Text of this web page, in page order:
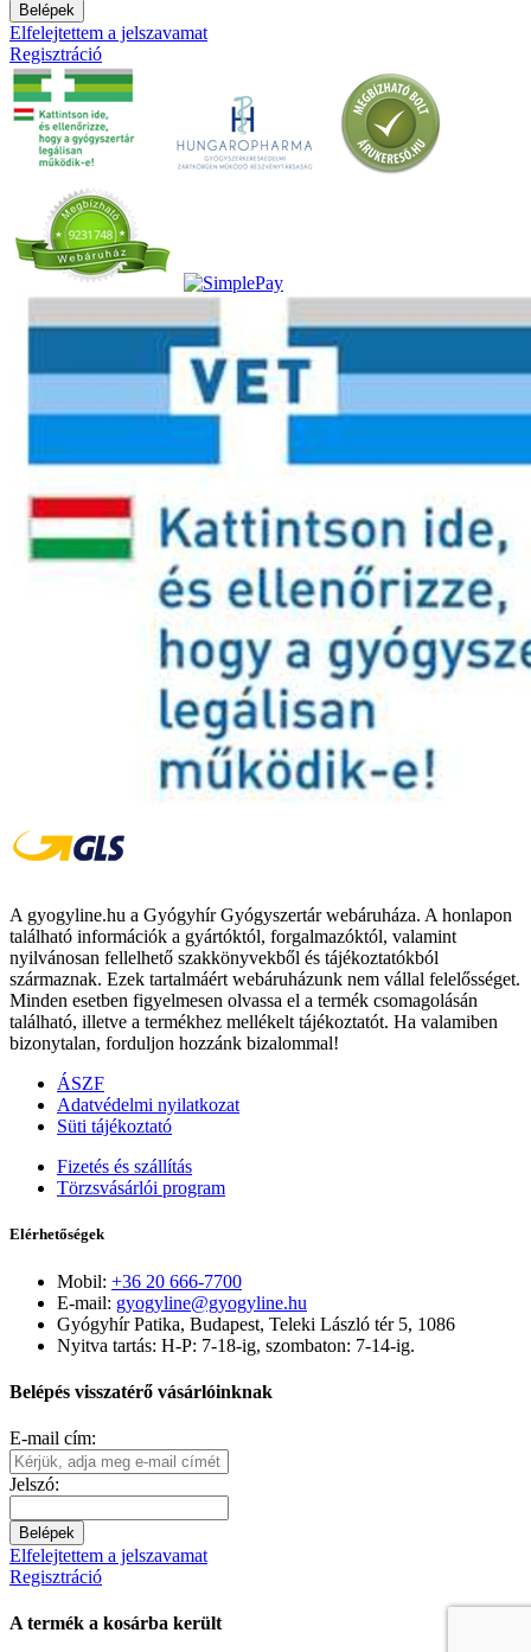
Belépek
Elfelejtettem a jelszavamat
Regisztráció
A gyogyline.hu a Gyógyhír Gyógyszertár webáruháza. A honlapon
található információk a gyártóktól, forgalmazóktól, valamint
nyilvánosan fellelhető szakkönyvekből és tájékoztatókból
származnak. Ezek tartalmáért webáruházunk nem vállal felelősséget.
Minden esetben figyelmesen olvassa el a termék csomagolásán
található, illetve a termékhez mellékelt tájékoztatót. Ha valamiben
bizonytalan, forduljon hozzánk bizalommal!
ÁSZF
Adatvédelmi nyilatkozat
Süti tájékoztató
Fizetés és szállítás
Törzsvásárlói program
Elérhetőségek
Mobil: +36 20 666-7700
E-mail: gyogyline@gyogyline.hu
Gyógyhír Patika, Budapest, Teleki László tér 5, 1086
Nyitva tartás: H-P: 7-18-ig, szombaton: 7-14-ig.
Belépés visszatérő vásárlóinknak
E-mail cím:
Jelszó:
Belépek
Elfelejtettem a jelszavamat
Regisztráció
A termék a kosárba került